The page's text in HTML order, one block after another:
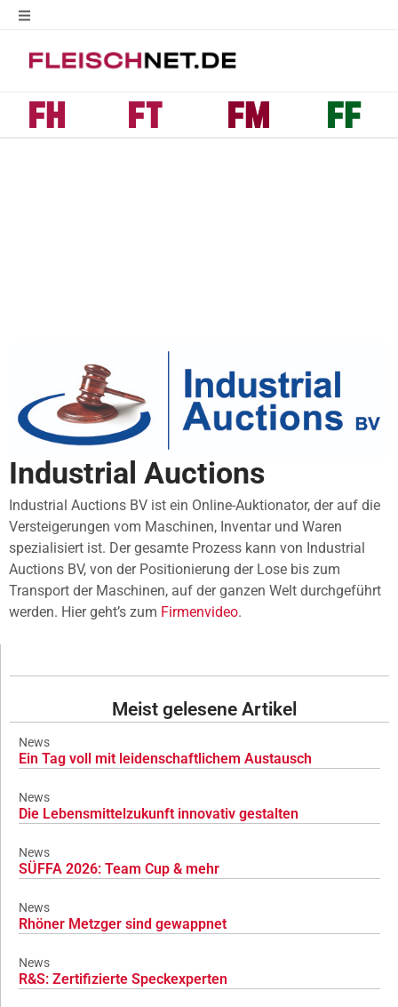
Industrial Auctions
Industrial Auctions BV ist ein Online-Auktionator, der auf die
Versteigerungen vom Maschinen, Inventar und Waren
spezialisiert ist. Der gesamte Prozess kann von Industrial
Auctions BV, von der Positionierung der Lose bis zum
Transport der Maschinen, auf der ganzen Welt durchgeführt
werden. Hier geht’s zum Firmenvideo.
Meist gelesene Artikel
News
Ein Tag voll mit leidenschaftlichem Austausch
News
Die Lebensmittelzukunft innovativ gestalten
News
SÜFFA 2026: Team Cup & mehr
News
Rhöner Metzger sind gewappnet
News
R&S: Zertifizierte Speckexperten